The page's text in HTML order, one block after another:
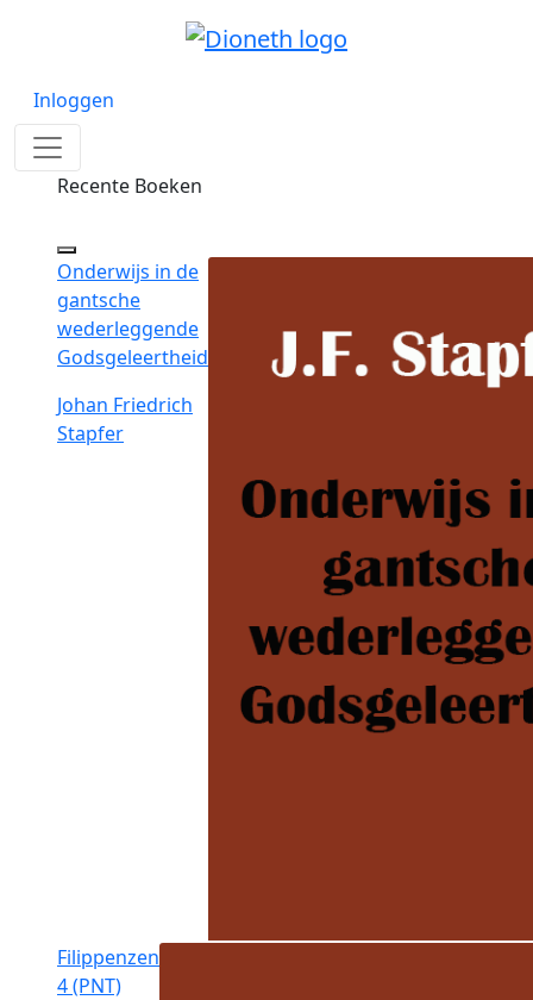
Inloggen
Recente Boeken
Onderwijs in de
gantsche
wederleggende
Godsgeleertheid
Johan Friedrich
Stapfer
Filippenzen
4 (PNT)